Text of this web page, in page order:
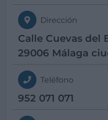
Dirección
Calle Cuevas del
29006 Málaga
Teléfono
952 071 071